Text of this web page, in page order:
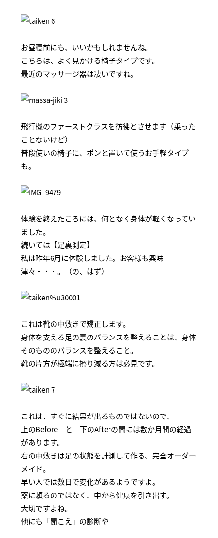
お昼寝前にも、いいかもしれませんね。
こちらは、よく見かける椅子タイプです。
最近のマッサージ器は凄いですね。
飛行機のファーストクラスを彷彿とさせます（乗った
ことないけど）
普段使いの椅子に、ポンと置いて使うお手軽タイプ
も。
体験を終えたころには、何となく身体が軽くなってい
ました。
続いては【足裏測定】
私は昨年6月に体験しました。お客様も興味
津々・・・。（の、はず）
これは靴の中敷きで矯正します。
身体を支える足の裏のバランスを整えることは、身体
そのもののバランスを整えること。
靴の片方が極端に擦り減る方は必見です。
これは、すぐに結果が出るものではないので、
上のBefore と 下のAfterの間には数か月間の経過
があります。
右の中敷きは足の状態を計測して作る、完全オーダー
メイド。
早い人では数日で変化があるようですよ。
薬に頼るのではなく、中から健康を引き出す。
大切ですよね。
他にも「聞こえ」の診断や